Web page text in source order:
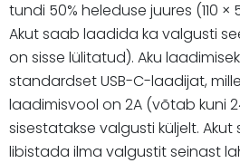
tundi 50% heleduse juures (110 ×
Akut saab laadida ka valgusti
on sisse lülitatud). Aku
standardset USB-C-laadijat,
laadimisvool on 2A (võtab kuni
sisestatakse valgusti küljelt.
libistada ilma valgustit seinast